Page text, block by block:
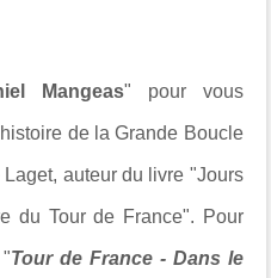
Mangeas" pour vous
de la Grande Boucle
auteur du livre "Jours
du Tour de France". Pour
Tour de France - Dans le